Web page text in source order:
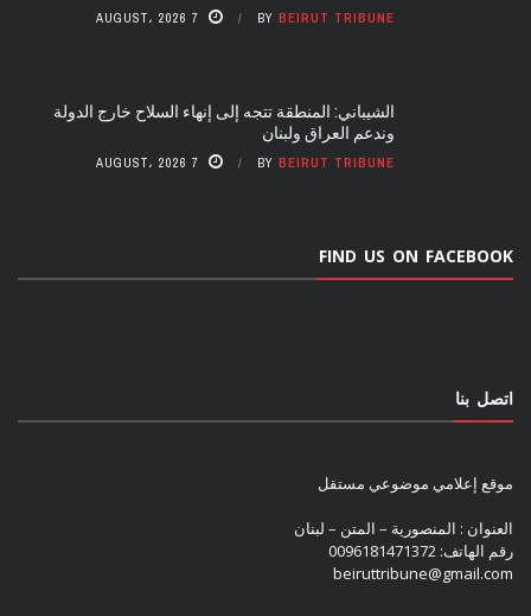
BY BEIRUT TRIBUNE 7 AUGUST، 2026
الشيباني: المنطقة تتجه إلى إنهاء السلاح خارج الدولة
وندعم العراق ولبنان
BY BEIRUT TRIBUNE 7 AUGUST، 2026
FIND US ON FACEBOOK
اتصل بنا
موقع إعلامي موضوعي مستقل
العنوان : المنصورية – المتن – لبنان
رقم الهاتف: 0096181471372
beiruttribune@gmail.com